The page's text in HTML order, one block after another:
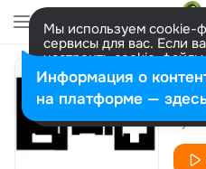
Мы используем cookie-
сервисы для вас. Если
настроить cookie-
представитель. Больше
Разрешить все
Dj
Информация о
на платформе —